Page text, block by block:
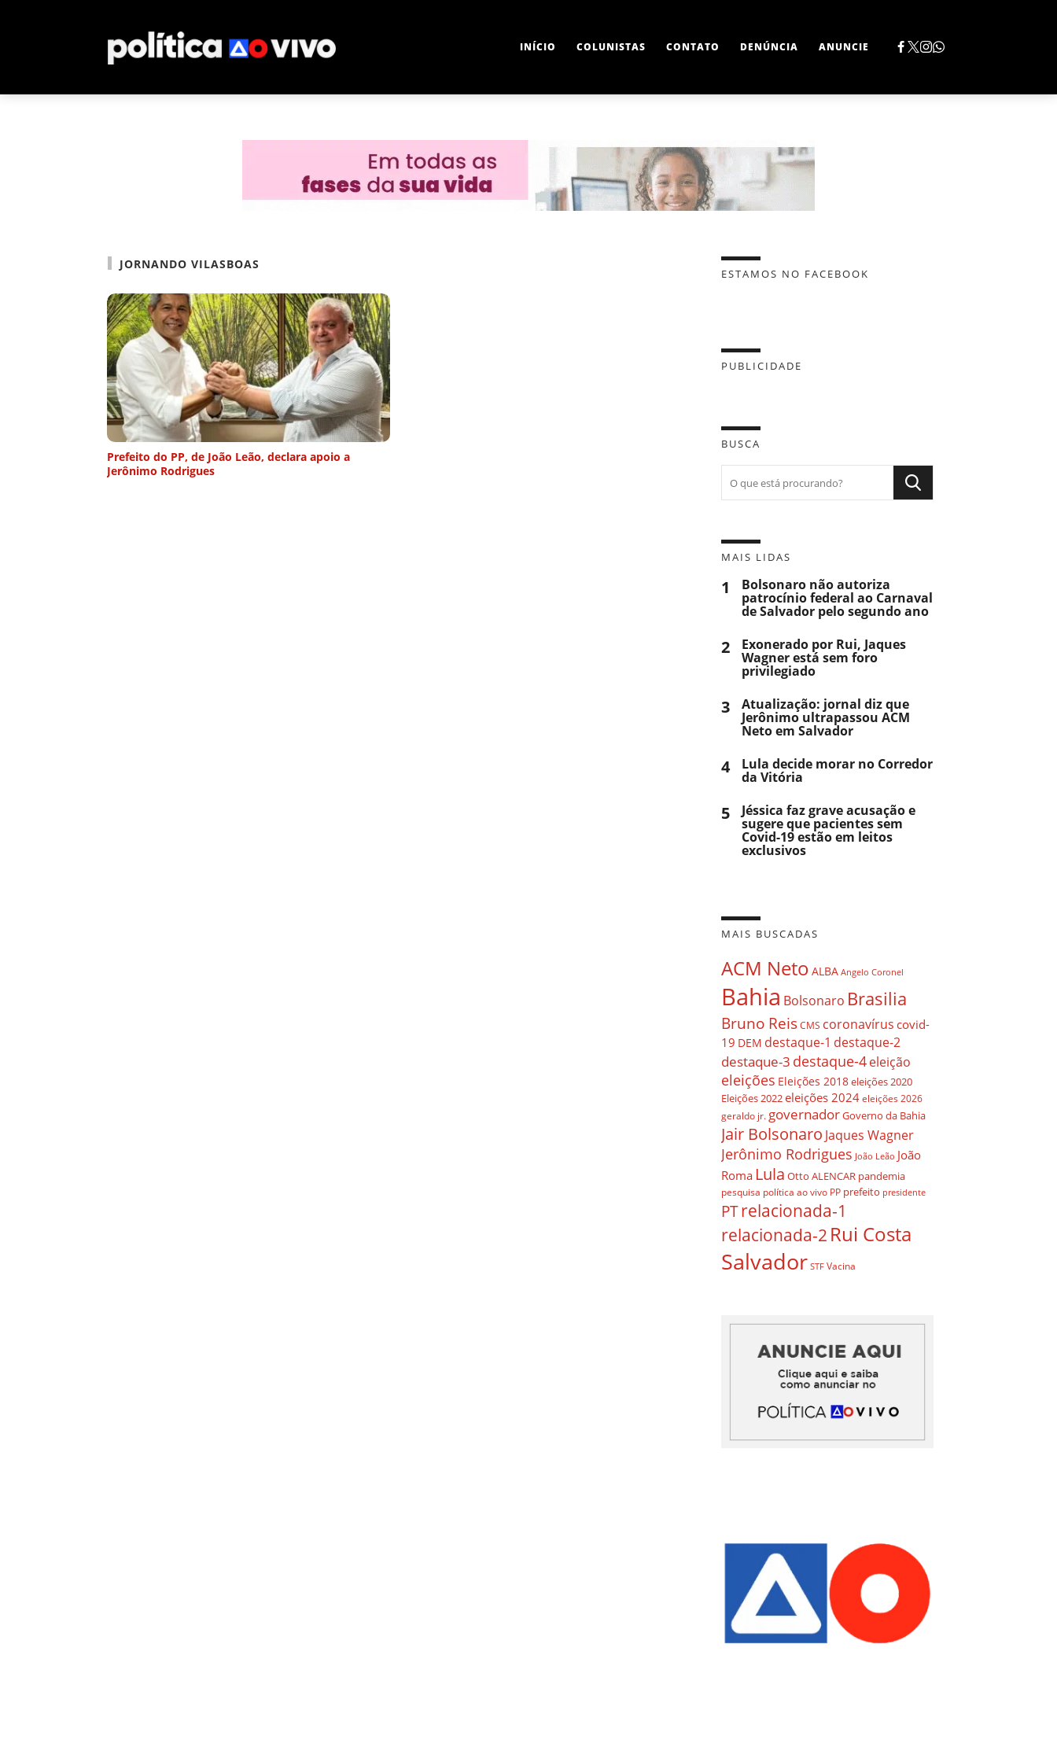
INÍCIO COLUNISTAS CONTATO DENÚNCIA ANUNCIE
JORNANDO VILASBOAS
Prefeito do PP, de João Leão, declara apoio a
Jerônimo Rodrigues
ESTAMOS NO FACEBOOK
PUBLICIDADE
BUSCA
MAIS LIDAS
1 Bolsonaro não autoriza
patrocínio federal ao Carnaval
de Salvador pelo segundo ano
2 Exonerado por Rui, Jaques
Wagner está sem foro
privilegiado
3 Atualização: jornal diz que
Jerônimo ultrapassou ACM
Neto em Salvador
4 Lula decide morar no Corredor
da Vitória
5 Jéssica faz grave acusação e
sugere que pacientes sem
Covid-19 estão em leitos
exclusivos
MAIS BUSCADAS
ACM Neto ALBA Angelo Coronel
Bahia Bolsonaro Brasilia
Bruno ReisCMS coronavírus covid-
19 DEM destaque-1 destaque-2
destaque-3 destaque-4eleição
eleições Eleições 2018eleições 2020
Eleições 2022eleições 2024 eleições 2026
geraldo jr. governadorGoverno da Bahia
Jair Bolsonaro Jaques Wagner
Jerônimo Rodrigues João Leão João
Roma Lula Otto ALENCAR pandemia
pesquisa política ao vivo PP prefeito presidente
PTrelacionada-1
relacionada-2 Rui Costa
Salvador STF Vacina